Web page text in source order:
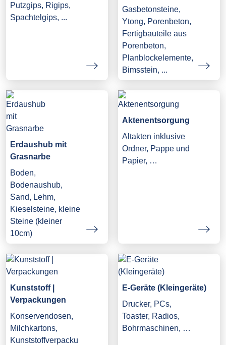
Putzgips, Rigips,
Spachtelgips, ...
Gasbetonsteine,
Ytong, Porenbeton,
Fertigbauteile aus
Porenbeton,
Planblockelemente,
Bimsstein, ...
Erdaushub mit
Grasnarbe
Boden,
Bodenaushub,
Sand, Lehm,
Kieselsteine, kleine
Steine (kleiner
10cm)
Aktenentsorgung
Altakten inklusive
Ordner, Pappe und
Papier, …
Kunststoff |
Verpackungen
Konservendosen,
Milchkartons,
Kunststoffverpacku
E-Geräte (Kleingeräte)
Drucker, PCs,
Toaster, Radios,
Bohrmaschinen, …